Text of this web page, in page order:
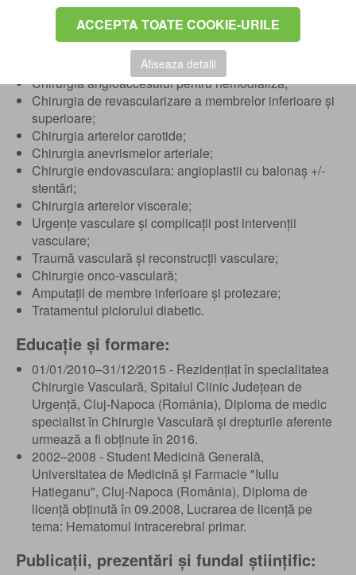
ACCEPTA TOATE COOKIE-URILE
Afiseaza detalii
Flebologie: chirurgia estetică a venelor varicoase;
chirurgia recidivelor varicoase; chirurgia și plastia
ulcerului varicos; tratamentul trombozelor membrelor
Chirurgia angioaccesului pentru hemodializa;
Chirurgia de revascularizare a membrelor inferioare și
superioare;
Chirurgia arterelor carotide;
Chirurgia anevrismelor arteriale;
Chirurgie endovasculara: angioplastii cu balonaș +/-
stentări;
Chirurgia arterelor viscerale;
Urgențe vasculare și complicații post intervenții
vasculare;
Traumă vasculară și reconstrucții vasculare;
Chirurgie onco-vasculară;
Amputații de membre inferioare și protezare;
Tratamentul piciorului diabetic.
Educație și formare:
01/01/2010–31/12/2015 - Rezidențiat în specialitatea
Chirurgie Vasculară, Spitalul Clinic Județean de
Urgență, Cluj-Napoca (România), Diploma de medic
specialist în Chirurgie Vasculară și drepturile aferente
urmează a fi obținute în 2016.
2002–2008 - Student Medicină Generală,
Universitatea de Medicină și Farmacie "Iuliu
Hatieganu", Cluj-Napoca (România), Diploma de
licență obținută în 09.2008, Lucrarea de licență pe
tema: Hematomul intracerebral primar.
Publicații, prezentări și fundal științific: